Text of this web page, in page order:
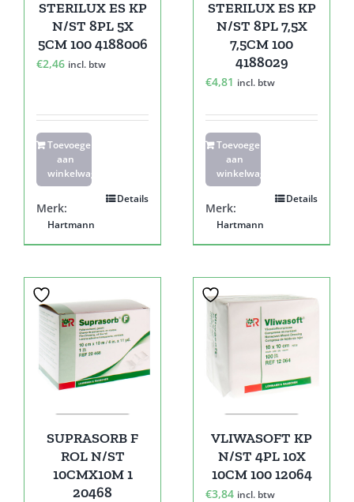
STERILUX ES KP
N/ST 8PL 5X
5CM 100 4188006
€2,46 incl. btw
Toevoegen
aan
winkelwagen
Details
Merk:
Hartmann
STERILUX ES KP
N/ST 8PL 7,5X
7,5CM 100
4188029
€4,81 incl. btw
Toevoegen
aan
winkelwagen
Details
Merk:
Hartmann
SUPRASORB F
ROL N/ST
10CMX10M 1
20468
VLIWASOFT KP
N/ST 4PL 10X
10CM 100 12064
€3,84 incl. btw